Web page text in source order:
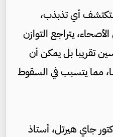
لتكتشف أي تذبذب،
يتراجع التوازن
تقريبا بل يمكن أن
مما يتسبب في السقوط
جاي هيرتل، أستاذ